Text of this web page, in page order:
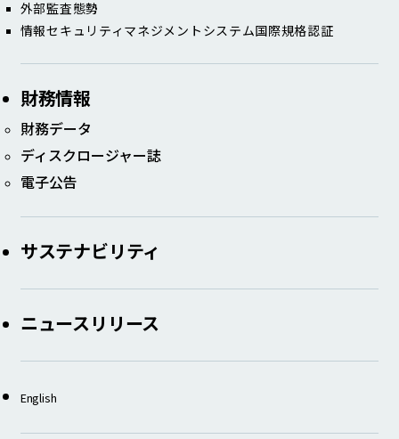
外部監査態勢​
情報セキュリティマネジメントシステム国際規格認証​
財務情報
財務データ​​
ディスクロージャー誌​
電子公告​​
サステナビリティ
ニュースリリース
English